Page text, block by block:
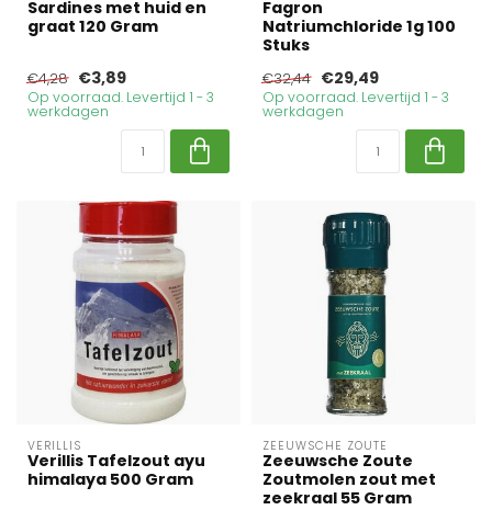
Sardines met huid en
graat 120 Gram
€4,28 €3,89
Op voorraad. Levertijd 1 - 3
werkdagen
Fagron
Natriumchloride 1g 100
Stuks
€32,44 €29,49
Op voorraad. Levertijd 1 - 3
werkdagen
VERILLIS
Verillis Tafelzout ayu
himalaya 500 Gram
ZEEUWSCHE ZOUTE
Zeeuwsche Zoute
Zoutmolen zout met
zeekraal 55 Gram